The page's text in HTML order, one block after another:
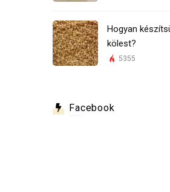
Hogyan
kölest?
5355
Facebook